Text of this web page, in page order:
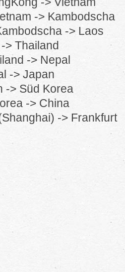
-> Kambodscha
-> Laos
> Thailand
-> Nepal
-> Japan
-> Süd Korea
-> China
-> Frankfurt